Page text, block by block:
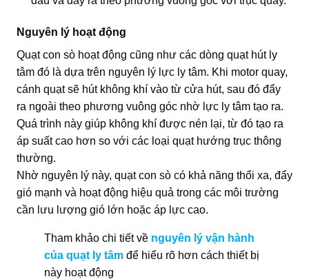
Nguyên lý hoạt động
Quạt con sò hoạt động cũng như các dòng quạt hút ly
tâm đó là dựa trên nguyên lý lực ly tâm. Khi motor quay,
cánh quạt sẽ hút không khí vào từ cửa hút, sau đó đẩy
ra ngoài theo phương vuông góc nhờ lực ly tâm tạo ra.
Quá trình này giúp không khí được nén lại, từ đó tạo ra
áp suất cao hơn so với các loại quạt hướng trục thông
thường.
Nhờ nguyên lý này, quạt con sò có khả năng thổi xa, đẩy
gió mạnh và hoạt động hiệu quả trong các môi trường
cần lưu lượng gió lớn hoặc áp lực cao.
Tham khảo chi tiết về nguyên lý vận hành
của quạt ly tâm để hiểu rõ hơn cách thiết bị
này hoạt động